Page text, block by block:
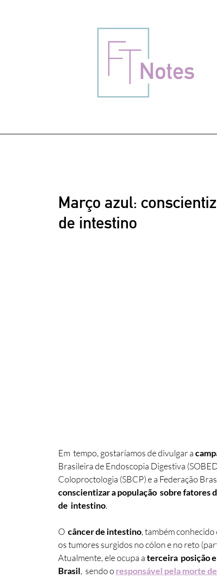
Março azul:
de intestino
Em  tempo, gostaríamos de divulgar a
Brasileira de Endoscopia Digestiva
Coloproctologia (SBCP) e a Federação
conscientizar a população  sobre
de  intestino.
O câncer de intestino, também
os tumores surgidos no cólon e no reto
Atualmente, ele ocupa a terceira  posição
Brasil,  sendo o responsável pela morte